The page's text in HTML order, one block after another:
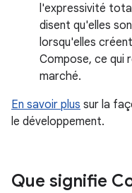
l'expressivité
disent qu'elles
lorsqu'elles
Compose, ce qui
marché.
En savoir plus sur la
le développement.
Que signifie